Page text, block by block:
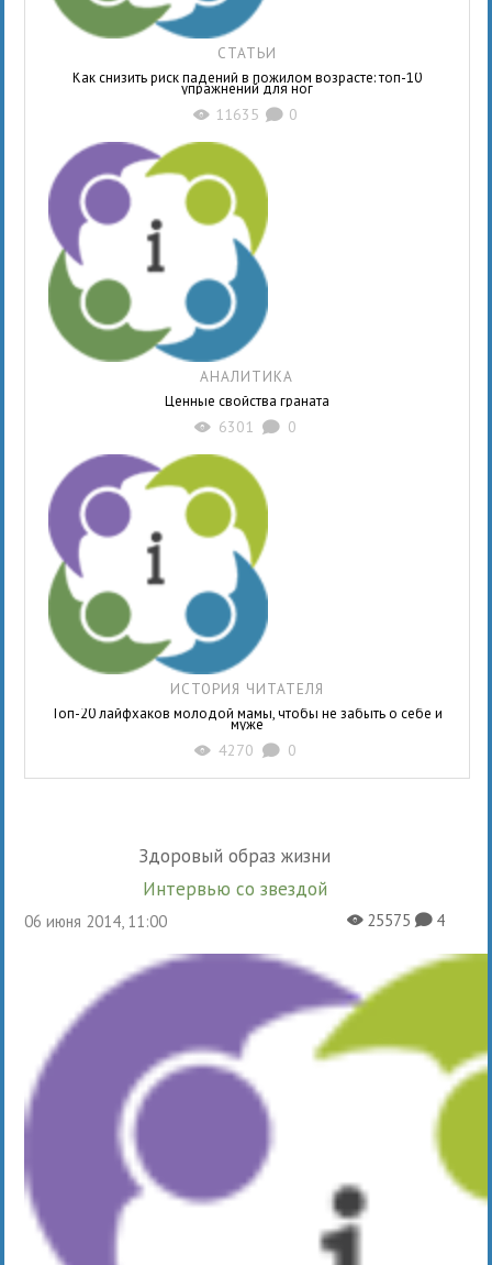
СТАТЬИ
Как снизить риск падений в пожилом возрасте: топ-10
упражнений для ног
X 11635 K 0
АНАЛИТИКА
Ценные свойства граната
X 6301 K 0
ИСТОРИЯ ЧИТАТЕЛЯ
Топ-20 лайфхаков молодой мамы, чтобы не забыть о себе и
муже
X 4270 K 0
Здоровый образ жизни
Интервью со звездой
06 июня 2014, 11:00 X25575K4